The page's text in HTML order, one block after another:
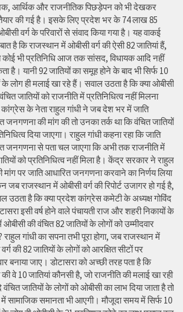
आर्थिक और राजनीतिक पिछड़ेपन को भी देखकर
तैयार की गई है। इसके लिए प्रदेश भर के 74 लाख 85
वर्ग के परिवारों से संवाद किया गया है। यह वाकई
है कि राजस्थान में ओबीसी वर्ग की ऐसी 82 जातियां हैं,
भी प्रतिनिधि आज तक सांसद, विधायक आदि नहीं
है। यानी 92 जातियों का समूह होने के बाद भी सिर्फ 10
के लोग ही मलाई खा रहे हैं। सवाल उठता है कि क्या ओबीसी
जातियों को राजनीति में प्रतिनिधित्व नहीं मिलना
कांग्रेस के नेता राहुल गांधी ने जब देश भर में जाति
जनगणना की मांग की तो उनका तर्क था कि वंचित जातियों
दिया जाएगा। राहुल गांधी कहना रहा कि जाति
जनगणना से पता चल जाएगा कि अभी तक राजनीति में
को प्रतिनिधित्व नहीं मिला है। केंद्र सरकार ने राहुल
मांग पर जाति आधारित जनगणना करवाने का निर्णय लिया
जब राजस्थान में ओबीसी वर्ग की रिपोर्ट उजागर हो गई है,
उठता है कि क्या प्रदेश कांग्रेस कमेटी के अध्यक्ष गोविंद
इसी वर्ष होने वाले पंचायती राज और शहरी निकायों के
की वंचित 82 जातियों के लोगों को उम्मीदवार
राहुल गांधी का सपना तभी पूरा होगा, जब राजस्थान में
की 82 जातियों के लोगों को आरक्षित सीटों पर
बनाया जाए। डोटासरा को अच्छी तरह पता है कि
वे 10 जातियां कौनसी है, जो राजनीति की मलाई खा रही
जातियों के लोगों को ओबीसी का लाभ दिया जाता है तो
में सामाजिक समानता भी आएगी। मौजूदा समय में सिर्फ 10